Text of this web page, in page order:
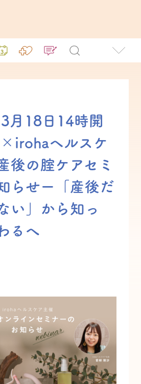
3月18日14時開
ヘルスケ
後の腟ケアセミ
らせー「産後だ
い」から知っ
るへ